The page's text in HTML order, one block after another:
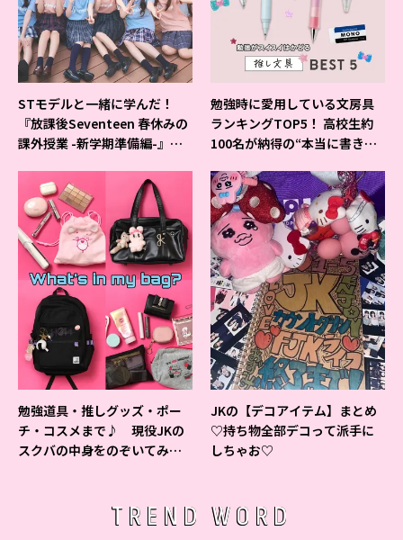
STモデルと一緒に学んだ！
『放課後Seventeen 春休みの
課外授業 -新学期準備編-』イ
勉強時に愛用している文房具
ランキングTOP5！ 高校生約
100名が納得の“本当に書きや
勉強道具・推しグッズ・ポー
チ・コスメまで♪ 現役JKの
スクバの中身をのぞいてみ
JKの【デコアイテム】まとめ
♡持ち物全部デコって派手に
しちゃお♡
TREND WORD